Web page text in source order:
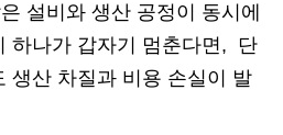
설비와 생산 공정이 동시에
하나가 갑자기 멈춘다면, 단
생산 차질과 비용 손실이 발